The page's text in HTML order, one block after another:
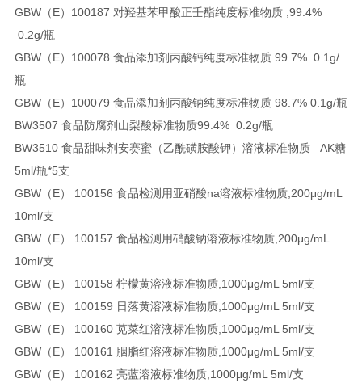
GBW（E）100187 对羟基苯甲酸正壬酯纯度标准物质 ,99.4%
0.2g/瓶
GBW（E）100078 食品添加剂丙酸钙纯度标准物质 99.7% 0.1g/
瓶
GBW（E）100079 食品添加剂丙酸钠纯度标准物质 98.7% 0.1g/瓶
BW3507 食品防腐剂山梨酸标准物质99.4% 0.2g/瓶
BW3510 食品甜味剂安赛蜜（乙酰磺胺酸钾）溶液标准物质 AK糖
5ml/瓶*5支
GBW（E） 100156 食品检测用亚硝酸na溶液标准物质,200μg/mL
10ml/支
GBW（E） 100157 食品检测用硝酸钠溶液标准物质,200μg/mL
10ml/支
GBW（E） 100158 柠檬黄溶液标准物质,1000μg/mL 5ml/支
GBW（E） 100159 日落黄溶液标准物质,1000μg/mL 5ml/支
GBW（E） 100160 苋菜红溶液标准物质,1000μg/mL 5ml/支
GBW（E） 100161 胭脂红溶液标准物质,1000μg/mL 5ml/支
GBW（E） 100162 亮蓝溶液标准物质,1000μg/mL 5ml/支